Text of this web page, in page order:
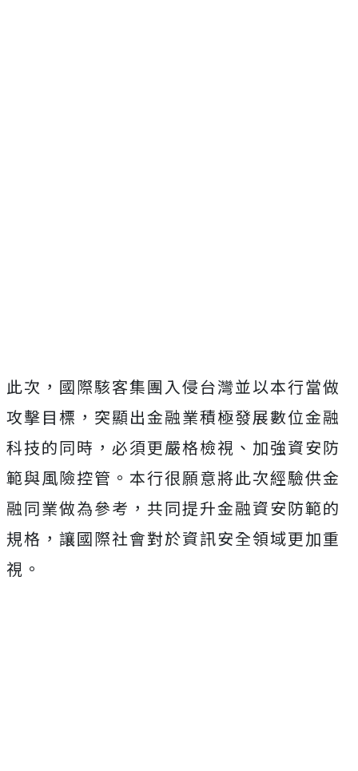
此次，國際駭客集團入侵台灣並以本行當做
攻擊目標，突顯出金融業積極發展數位金融
科技的同時，必須更嚴格檢視、加強資安防
範與風險控管。本行很願意將此次經驗供金
融同業做為參考，共同提升金融資安防範的
規格，讓國際社會對於資訊安全領域更加重
視。